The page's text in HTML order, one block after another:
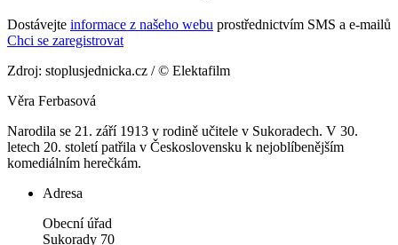
Dostávejte informace z našeho webu prostřednictvím SMS a e-mailů
Chci se zaregistrovat
Zdroj: stoplusjednicka.cz / © Elektafilm
Věra Ferbasová
Narodila se 21. září 1913 v rodině učitele v Sukoradech. V 30.
letech 20. století patřila v Československu k nejoblíbenějším
komediálním herečkám.
Adresa
Obecní úřad
Sukorady 70